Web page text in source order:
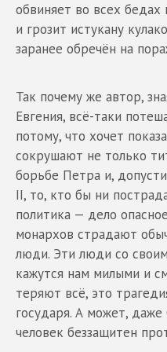
обвиняет во всех бедах
и грозит истукану
заранее обречён на
Так почему же автор,
Евгения, всё-таки
потому, что хочет
сокрушают не только
борьбе Петра и,
II, то, кто бы ни
политика — дело
монархов страдают
люди. Эти люди со
кажутся нам милыми и
теряют всё, это
государя. А может,
человек беззащитен